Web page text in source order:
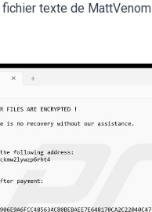
fichier texte de MattVenom